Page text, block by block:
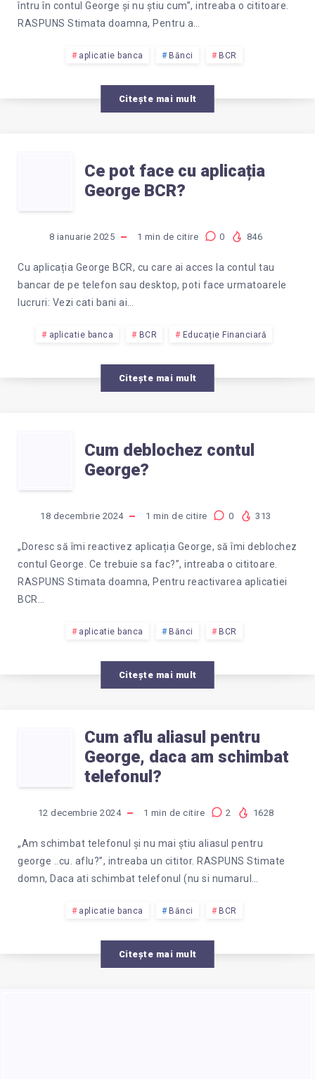
NUMELE
UTILIZATOR,
INTRU
IN
CONTUL
GEORGE?
întru în contul George și nu știu cum”, intreaba o cititoare.
RASPUNS Stimata doamna, Pentru a…
aplicatie banca Bănci BCR
Citește mai mult
POT
FACE
CU
APLICAȚIA
GEORGE
BCR?
Ce pot face cu aplicația
George BCR?
8 ianuarie 2025 1 min de citire 0 846
Cu aplicația George BCR, cu care ai acces la contul tau
bancar de pe telefon sau desktop, poti face urmatoarele
lucruri: Vezi cati bani ai…
aplicatie banca BCR Educație Financiară
Citește mai mult
CUM
DEBLOCHEZ
CONTUL
GEORGE?
Cum deblochez contul
George?
18 decembrie 2024 1 min de citire 0 313
„Doresc să îmi reactivez aplicația George, să îmi deblochez
contul George. Ce trebuie sa fac?”, intreaba o cititoare.
RASPUNS Stimata doamna, Pentru reactivarea aplicatiei
BCR…
aplicatie banca Bănci BCR
Citește mai mult
CUM
AFLU
ALIASUL
PENTRU
GEORGE,
DACA
AM
Cum aflu aliasul pentru
George, daca am schimbat
telefonul?
12 decembrie 2024 1 min de citire 2 1628
„Am schimbat telefonul și nu mai știu aliasul pentru
george ..cu. aflu?”, intreaba un cititor. RASPUNS Stimate
domn, Daca ati schimbat telefonul (nu si numarul…
aplicatie banca Bănci BCR
Citește mai mult